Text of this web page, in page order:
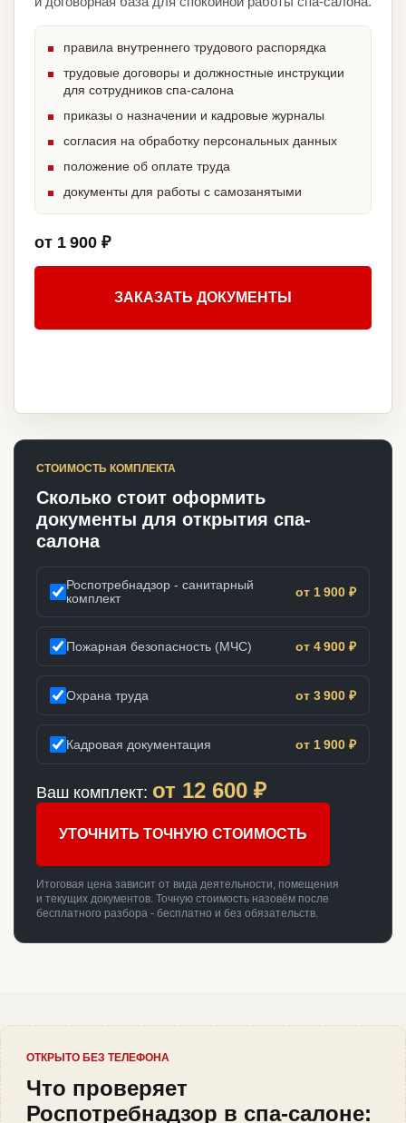
правила внутреннего трудового распорядка
трудовые договоры и должностные инструкции
для сотрудников спа-салона
приказы о назначении и кадровые журналы
согласия на обработку персональных данных
положение об оплате труда
документы для работы с самозанятыми
от 1 900 ₽
ЗАКАЗАТЬ ДОКУМЕНТЫ
СТОИМОСТЬ КОМПЛЕКТА
Сколько стоит оформить
документы для открытия спа-
салона
Роспотребнадзор - санитарный
комплект
от 1 900 ₽
Пожарная безопасность (МЧС) от 4 900 ₽
Охрана труда от 3 900 ₽
Кадровая документация от 1 900 ₽
Ваш комплект: от 12 600 ₽
УТОЧНИТЬ ТОЧНУЮ СТОИМОСТЬ
Итоговая цена зависит от вида деятельности, помещения
и текущих документов. Точную стоимость назовём после
бесплатного разбора - бесплатно и без обязательств.
ОТКРЫТО БЕЗ ТЕЛЕФОНА
Что проверяет
Роспотребнадзор в спа-салоне: